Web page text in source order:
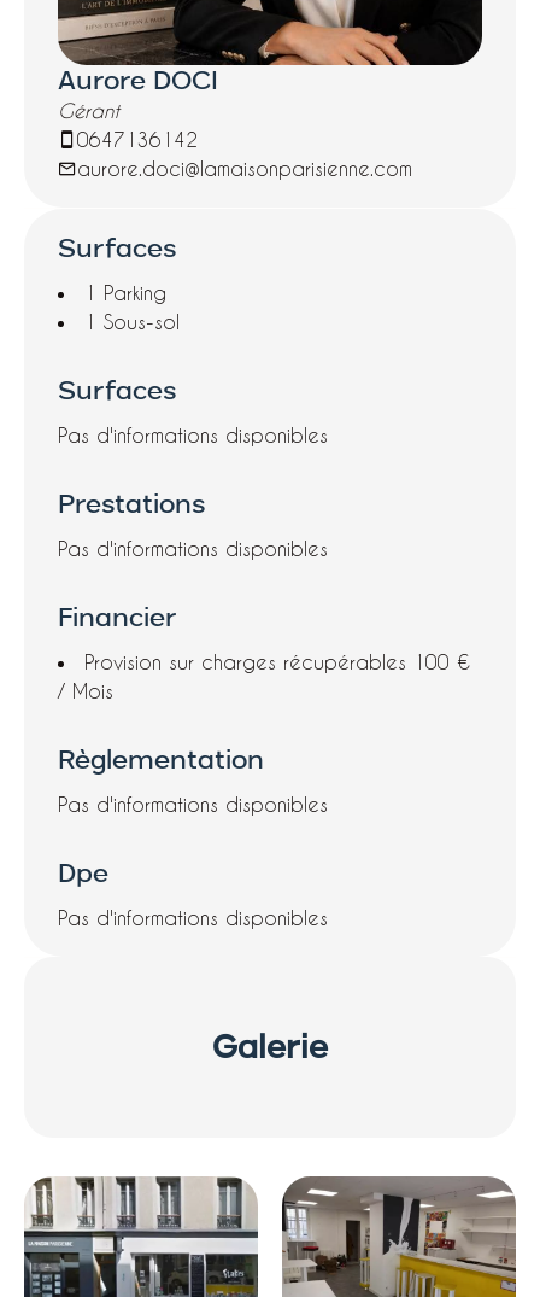
Aurore DOCI
Gérant
0647136142
aurore.doci@lamaisonparisienne.com
Surfaces
1 Parking
1 Sous-sol
Surfaces
Pas d'informations disponibles
Prestations
Pas d'informations disponibles
Financier
Provision sur charges récupérables 100 €
/ Mois
Règlementation
Pas d'informations disponibles
Dpe
Pas d'informations disponibles
Galerie